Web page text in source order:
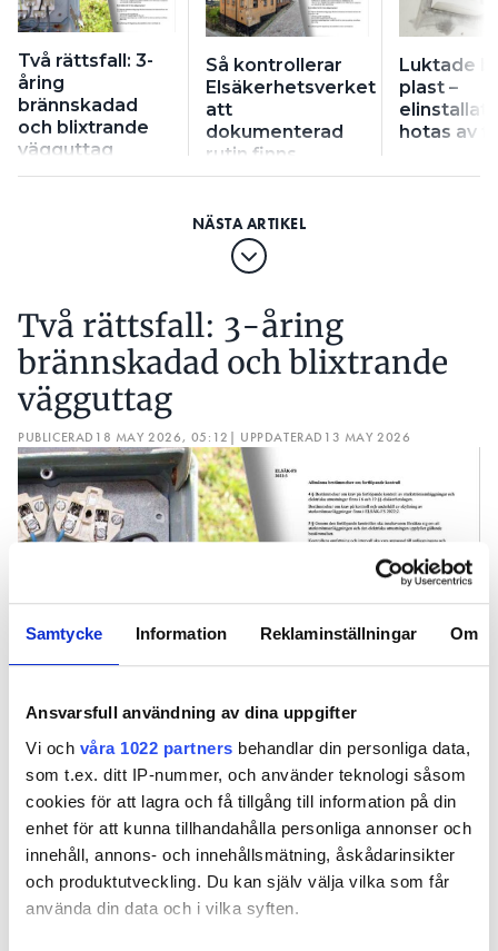
Samtycke Information Reklaminställningar Om
Ansvarsfull användning av dina uppgifter
Vi och våra 1022 partners behandlar din personliga data,
som t.ex. ditt IP-nummer, och använder teknologi såsom
cookies för att lagra och få tillgång till information på din
enhet för att kunna tillhandahålla personliga annonser och
innehåll, annons- och innehållsmätning, åskådarinsikter
och produktutveckling. Du kan själv välja vilka som får
använda din data och i vilka syften.
Två rättsfall: 3-
åring
brännskadad
och blixtrande
vägguttag
Så kontrollerar
Elsäkerhetsverket
att
dokumenterad
rutin finns
Luktade
plast –
hotas av
Två rättsfall: 3-åring
brännskadad och blixtrande
vägguttag
PUBLICERAD 18 MAY 2026, 05:12 | UPPDATERAD 13 MAY 2026
Treåring brännskadades allvarligt i handen efter att ha
kommit i kontakt med spänningssatta delar i ett
motorvärmaruttag som skulle ha varit frånkopplat. Kollage.
Foto: Polisen.
Treåringen pillade i det oskyddade
motorvärmaruttaget och drabbades av en